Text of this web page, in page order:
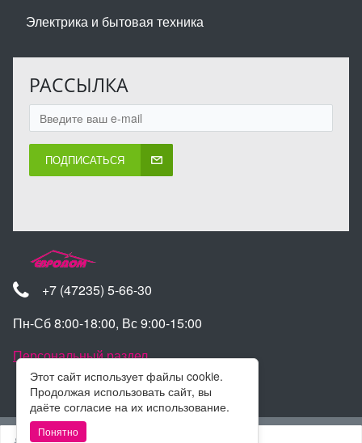
Этот сайт использует файлы cookie.
Продолжая использовать сайт, вы
даёте согласие на их использование.
Понятно
Электрика и бытовая техника
РАССЫЛКА
ПОДПИСАТЬСЯ
+7 (47235) 5-66-30
Пн-Сб 8:00-18:00, Вс 9:00-15:00
Персональный раздел
Наверх